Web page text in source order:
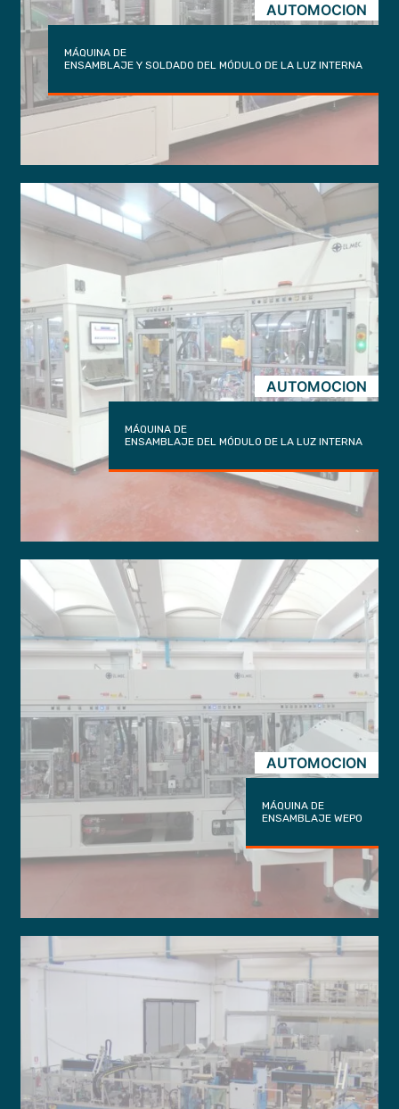
AUTOMOCION
MÁQUINA DE
ENSAMBLAJE Y SOLDADO DEL MÓDULO DE LA LUZ INTERNA
AUTOMOCION
MÁQUINA DE
ENSAMBLAJE DEL MÓDULO DE LA LUZ INTERNA
AUTOMOCION
MÁQUINA DE
ENSAMBLAJE WEPO